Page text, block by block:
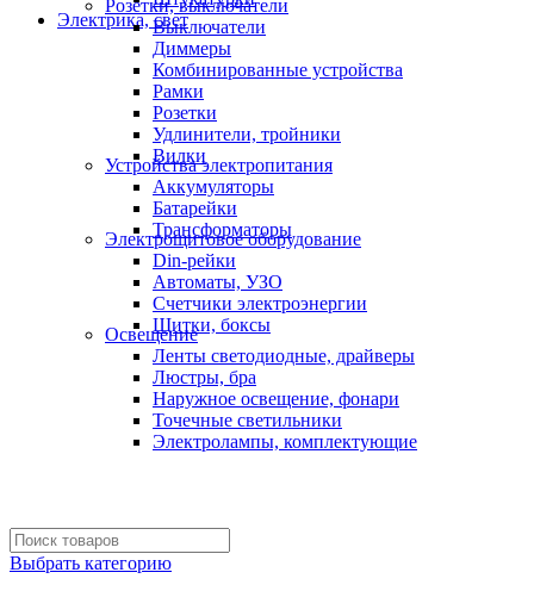
Электрика, свет
Розетки, выключатели
Выключатели
Диммеры
Комбинированные устройства
Рамки
Розетки
Удлинители, тройники
Вилки
Устройства электропитания
Аккумуляторы
Батарейки
Трансформаторы
Электрощитовое оборудование
Din-рейки
Автоматы, УЗО
Счетчики электроэнергии
Щитки, боксы
Освещение
Ленты светодиодные, драйверы
Люстры, бра
Наружное освещение, фонари
Точечные светильники
Электролампы, комплектующие
Выбрать категорию